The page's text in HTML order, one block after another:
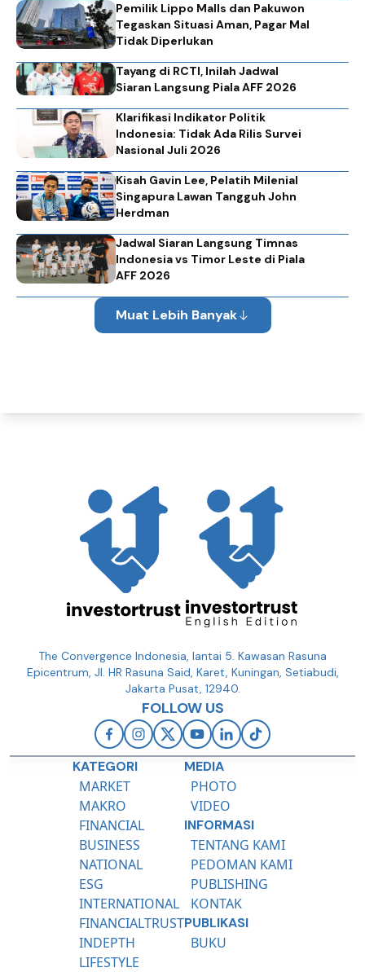
Pemilik Lippo Malls dan Pakuwon
Tegaskan Situasi Aman, Pagar Mal
Tidak Diperlukan
Tayang di RCTI, Inilah Jadwal
Siaran Langsung Piala AFF 2026
Klarifikasi Indikator Politik
Indonesia: Tidak Ada Rilis Survei
Nasional Juli 2026
Kisah Gavin Lee, Pelatih Milenial
Singapura Lawan Tangguh John
Herdman
Jadwal Siaran Langsung Timnas
Indonesia vs Timor Leste di Piala
AFF 2026
Muat Lebih Banyak
The Convergence Indonesia, lantai 5. Kawasan Rasuna
Epicentrum, Jl. HR Rasuna Said, Karet, Kuningan, Setiabudi,
Jakarta Pusat, 12940.
FOLLOW US
KATEGORI
MARKET
MAKRO
FINANCIAL
BUSINESS
NATIONAL
ESG
INTERNATIONAL
FINANCIALTRUST
INDEPTH
LIFESTYLE
MEDIA
PHOTO
VIDEO
INFORMASI
TENTANG KAMI
PEDOMAN KAMI
PUBLISHING
KONTAK
PUBLIKASI
BUKU